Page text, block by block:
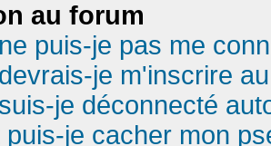
au forum
puis-je pas me
je m'inscrire
je déconnecté
puis-je cacher mon